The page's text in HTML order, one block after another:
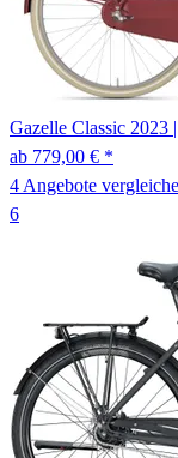
Gazelle Classic 2023 |
ab 779,00 € *
4 Angebote
6